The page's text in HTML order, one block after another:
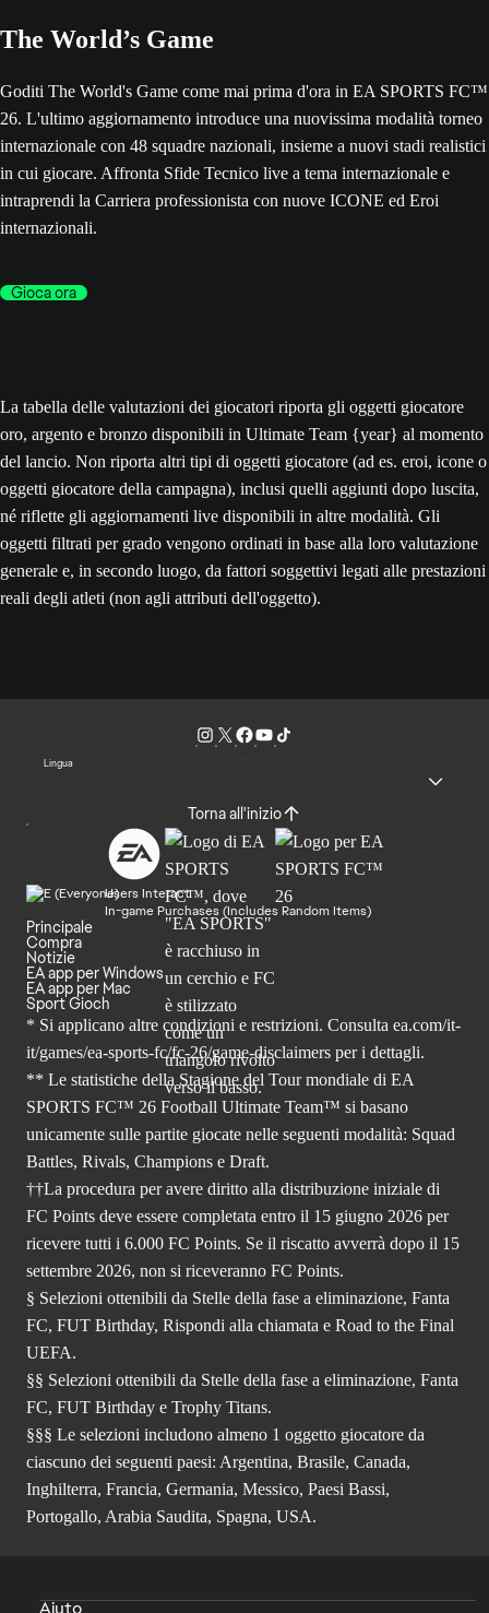
The World’s Game
Goditi The World's Game come mai prima d'ora in EA SPORTS FC™
26. L'ultimo aggiornamento introduce una nuovissima modalità torneo
internazionale con 48 squadre nazionali, insieme a nuovi stadi realistici
in cui giocare. Affronta Sfide Tecnico live a tema internazionale e
intraprendi la Carriera professionista con nuove ICONE ed Eroi
internazionali.
Gioca ora
La tabella delle valutazioni dei giocatori riporta gli oggetti giocatore
oro, argento e bronzo disponibili in Ultimate Team {year} al momento
del lancio. Non riporta altri tipi di oggetti giocatore (ad es. eroi, icone o
oggetti giocatore della campagna), inclusi quelli aggiunti dopo luscita,
né riflette gli aggiornamenti live disponibili in altre modalità. Gli
oggetti filtrati per grado vengono ordinati in base alla loro valutazione
generale e, in secondo luogo, da fattori soggettivi legati alle prestazioni
reali degli atleti (non agli attributi dell'oggetto).
Lingua
Torna all'inizio
Users Interact
In-game Purchases (Includes Random Items)
Principale
Compra
Notizie
EA app per Windows
EA app per Mac
Sport Gioch
* Si applicano altre condizioni e restrizioni. Consulta ea.com/it-
it/games/ea-sports-fc/fc-26/game-disclaimers per i dettagli.
** Le statistiche della Stagione del Tour mondiale di EA
SPORTS FC™ 26 Football Ultimate Team™ si basano
unicamente sulle partite giocate nelle seguenti modalità: Squad
Battles, Rivals, Champions e Draft.
††La procedura per avere diritto alla distribuzione iniziale di
FC Points deve essere completata entro il 15 giugno 2026 per
ricevere tutti i 6.000 FC Points. Se il riscatto avverrà dopo il 15
settembre 2026, non si riceveranno FC Points.
§ Selezioni ottenibili da Stelle della fase a eliminazione, Fanta
FC, FUT Birthday, Rispondi alla chiamata e Road to the Final
UEFA.
§§ Selezioni ottenibili da Stelle della fase a eliminazione, Fanta
FC, FUT Birthday e Trophy Titans.
§§§ Le selezioni includono almeno 1 oggetto giocatore da
ciascuno dei seguenti paesi: Argentina, Brasile, Canada,
Inghilterra, Francia, Germania, Messico, Paesi Bassi,
Portogallo, Arabia Saudita, Spagna, USA.
Aiuto